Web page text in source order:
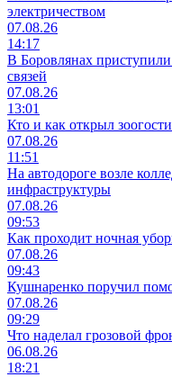
электричеством
07.08.26
14:17
В Боровлянах
связей
07.08.26
13:01
Кто и как открыл
07.08.26
11:51
На автодороге возле
инфраструктуры
07.08.26
09:53
Как проходит ночная
07.08.26
09:43
Кушнаренко поручил
07.08.26
09:29
Что наделал грозовой
06.08.26
18:21